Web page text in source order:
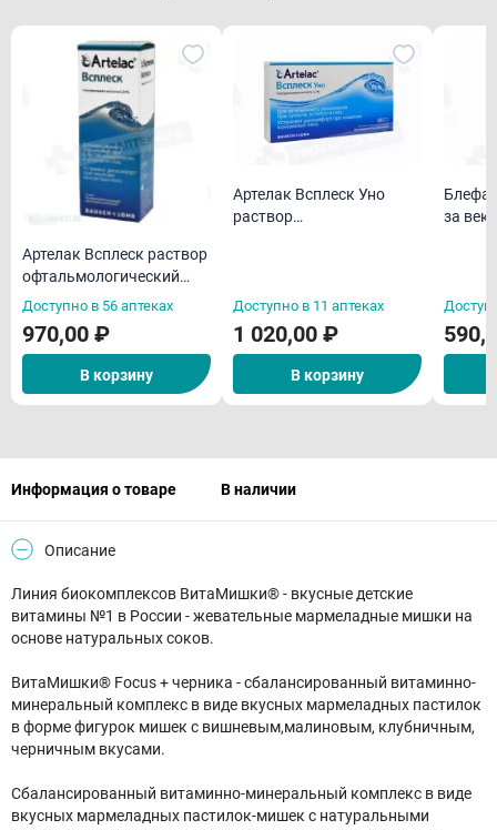
Артелак Всплеск раствор
офтальмологический
увлажняющий 10мл
Доступно в 56 аптеках
970,00 ₽
В корзину
Артелак Всплеск Уно
раствор
Доступно в 11 аптеках
1 020,00 ₽
В корзину
за
Информация о товаре В наличии
Описание
Линия биокомплексов ВитаМишки® - вкусные детские
витамины №1 в России - жевательные мармеладные мишки на
основе натуральных соков.
ВитаМишки® Focus + черника - сбалансированный витаминно-
минеральный комплекс в виде вкусных мармеладных пастилок
в форме фигурок мишек с вишневым,малиновым, клубничным,
черничным вкусами.
Сбалансированный витаминно-минеральный комплекс в виде
вкусных мармеладных пастилок-мишек с натуральными